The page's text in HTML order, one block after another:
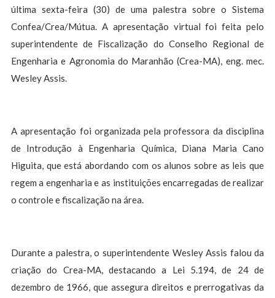
última sexta-feira (30) de uma palestra sobre o Sistema
Confea/Crea/Mútua. A apresentação virtual foi feita pelo
superintendente de Fiscalização do Conselho Regional de
Engenharia e Agronomia do Maranhão (Crea-MA), eng. mec.
Wesley Assis.
A apresentação foi organizada pela professora da disciplina
de Introdução à Engenharia Química, Diana Maria Cano
Higuita, que está abordando com os alunos sobre as leis que
regem a engenharia e as instituições encarregadas de realizar
o controle e fiscalização na área.
Durante a palestra, o superintendente Wesley Assis falou da
criação do Crea-MA, destacando a Lei 5.194, de 24 de
dezembro de 1966, que assegura direitos e prerrogativas da